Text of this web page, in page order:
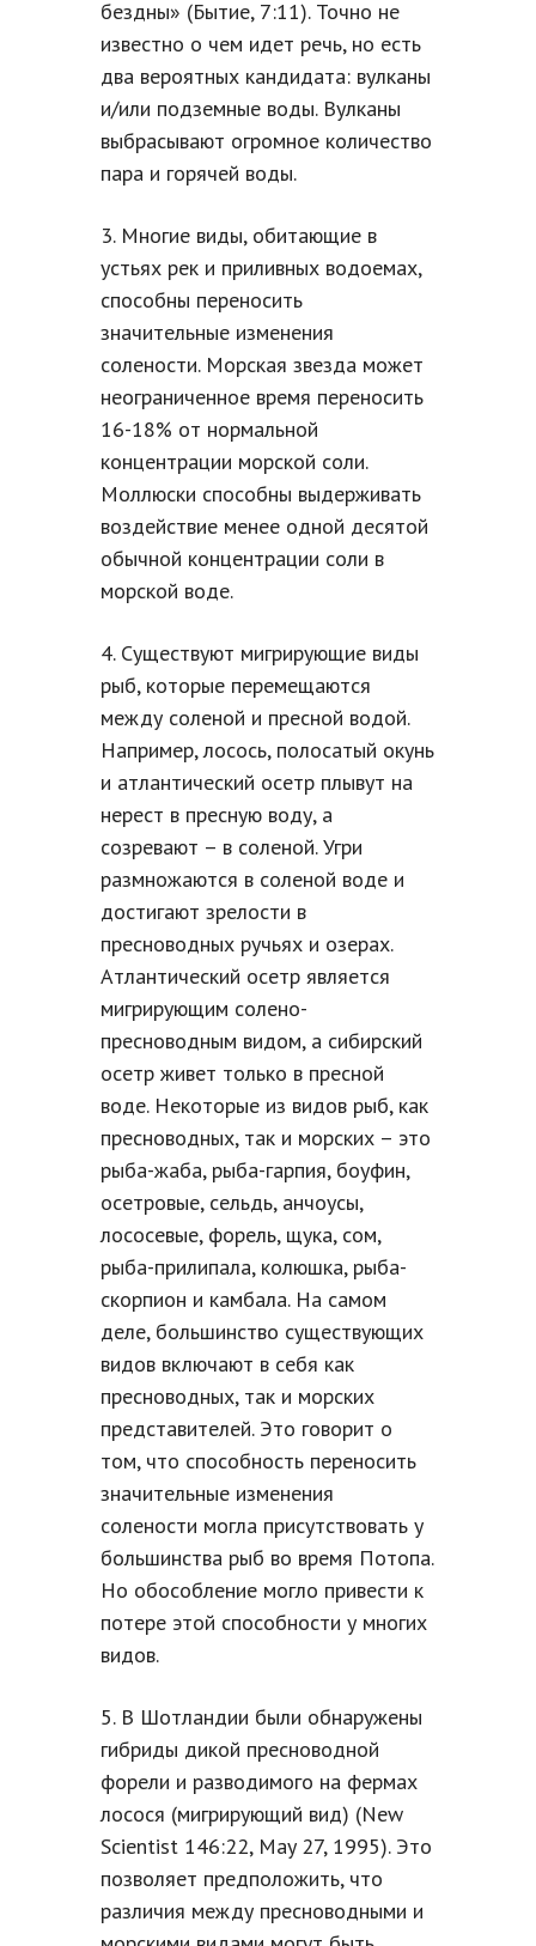
бездны» (Бытие, 7:11). Точно не
известно о чем идет речь, но есть
два вероятных кандидата: вулканы
и/или подземные воды. Вулканы
выбрасывают огромное количество
пара и горячей воды.
3. Многие виды, обитающие в
устьях рек и приливных водоемах,
способны переносить
значительные изменения
солености. Морская звезда может
неограниченное время переносить
16-18% от нормальной
концентрации морской соли.
Моллюски способны выдерживать
воздействие менее одной десятой
обычной концентрации соли в
морской воде.
4. Существуют мигрирующие виды
рыб, которые перемещаются
между соленой и пресной водой.
Например, лосось, полосатый окунь
и атлантический осетр плывут на
нерест в пресную воду, а
созревают – в соленой. Угри
размножаются в соленой воде и
достигают зрелости в
пресноводных ручьях и озерах.
Атлантический осетр является
мигрирующим солено-
пресноводным видом, а сибирский
осетр живет только в пресной
воде. Некоторые из видов рыб, как
пресноводных, так и морских – это
рыба-жаба, рыба-гарпия, боуфин,
осетровые, сельдь, анчоусы,
лососевые, форель, щука, сом,
рыба-прилипала, колюшка, рыба-
скорпион и камбала. На самом
деле, большинство существующих
видов включают в себя как
пресноводных, так и морских
представителей. Это говорит о
том, что способность переносить
значительные изменения
солености могла присутствовать у
большинства рыб во время Потопа.
Но обособление могло привести к
потере этой способности у многих
видов.
5. В Шотландии были обнаружены
гибриды дикой пресноводной
форели и разводимого на фермах
лосося (мигрирующий вид) (New
Scientist 146:22, May 27, 1995). Это
позволяет предположить, что
различия между пресноводными и